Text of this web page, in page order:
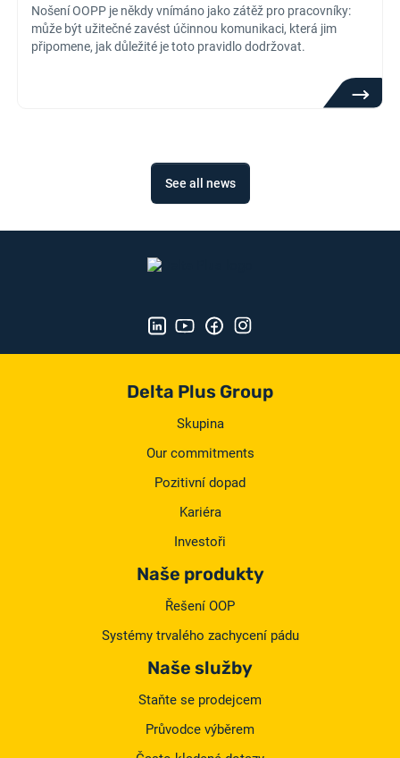
Nošení OOPP je někdy vnímáno jako zátěž pro pracovníky:
může být užitečné zavést účinnou komunikaci, která jim
připomene, jak důležité je toto pravidlo dodržovat.
See all news
Delta Plus Group
Skupina
Our commitments
Pozitivní dopad
Kariéra
Investoři
Naše produkty
Řešení OOP
Systémy trvalého zachycení pádu
Naše služby
Staňte se prodejcem
Průvodce výběrem